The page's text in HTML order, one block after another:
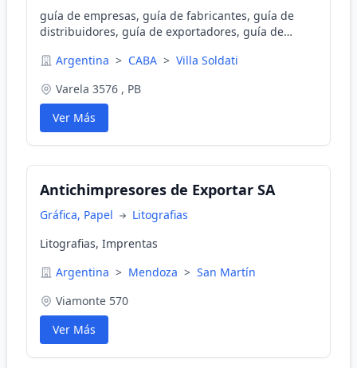
guía de empresas, guía de fabricantes, guía de
distribuidores, guía de exportadores, guía de
Argentina > CABA > Villa Soldati
Varela 3576 , PB
Ver Más
Antichimpresores de Exportar SA
Gráfica, Papel
Litografias
Litografias, Imprentas
Argentina > Mendoza > San Martín
Viamonte 570
Ver Más